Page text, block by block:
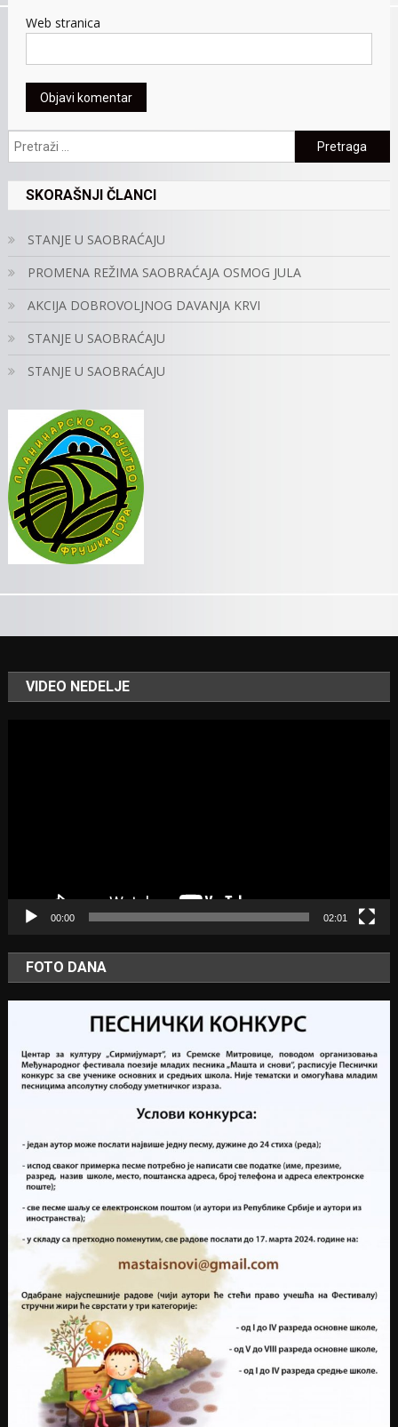
Web stranica
Pretraga:
SKORAŠNJI ČLANCI
STANJE U SAOBRAĆAJU
PROMENA REŽIMA SAOBRAĆAJA OSMOG JULA
AKCIJA DOBROVOLJNOG DAVANJA KRVI
STANJE U SAOBRAĆAJU
STANJE U SAOBRAĆAJU
VIDEO NEDELJE
00:00 02:01
FOTO DANA